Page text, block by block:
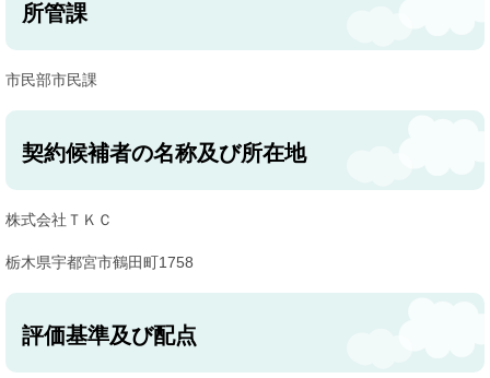
所管課
市民部市民課
契約候補者の名称及び所在地
株式会社ＴＫＣ
栃木県宇都宮市鶴田町1758
評価基準及び配点